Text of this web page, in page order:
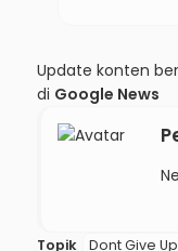
Update konten
di Google News
Topik Dont Give Up